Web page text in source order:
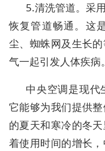
5.清洗管道。采
恢复管道畅通。这
尘、蜘蛛网及生长
气一起引发人体疾病。
中央空调是现代
它能够为我们提供
的夏天和寒冷的冬
着使用时间的增长